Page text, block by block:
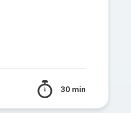
30 min